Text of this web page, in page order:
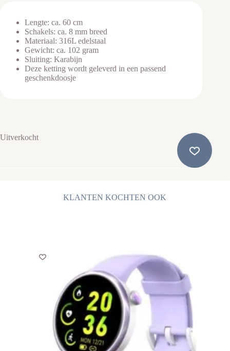
Lengte: ca. 60 cm
Schakels: ca. 8 mm breed
Materiaal: 316L edelstaal
Gewicht: ca. 102 gram
Sluiting: Karabijn
Deze ketting wordt geleverd in een passend
geschenkdoosje
Uitverkocht
KLANTEN KOCHTEN OOK